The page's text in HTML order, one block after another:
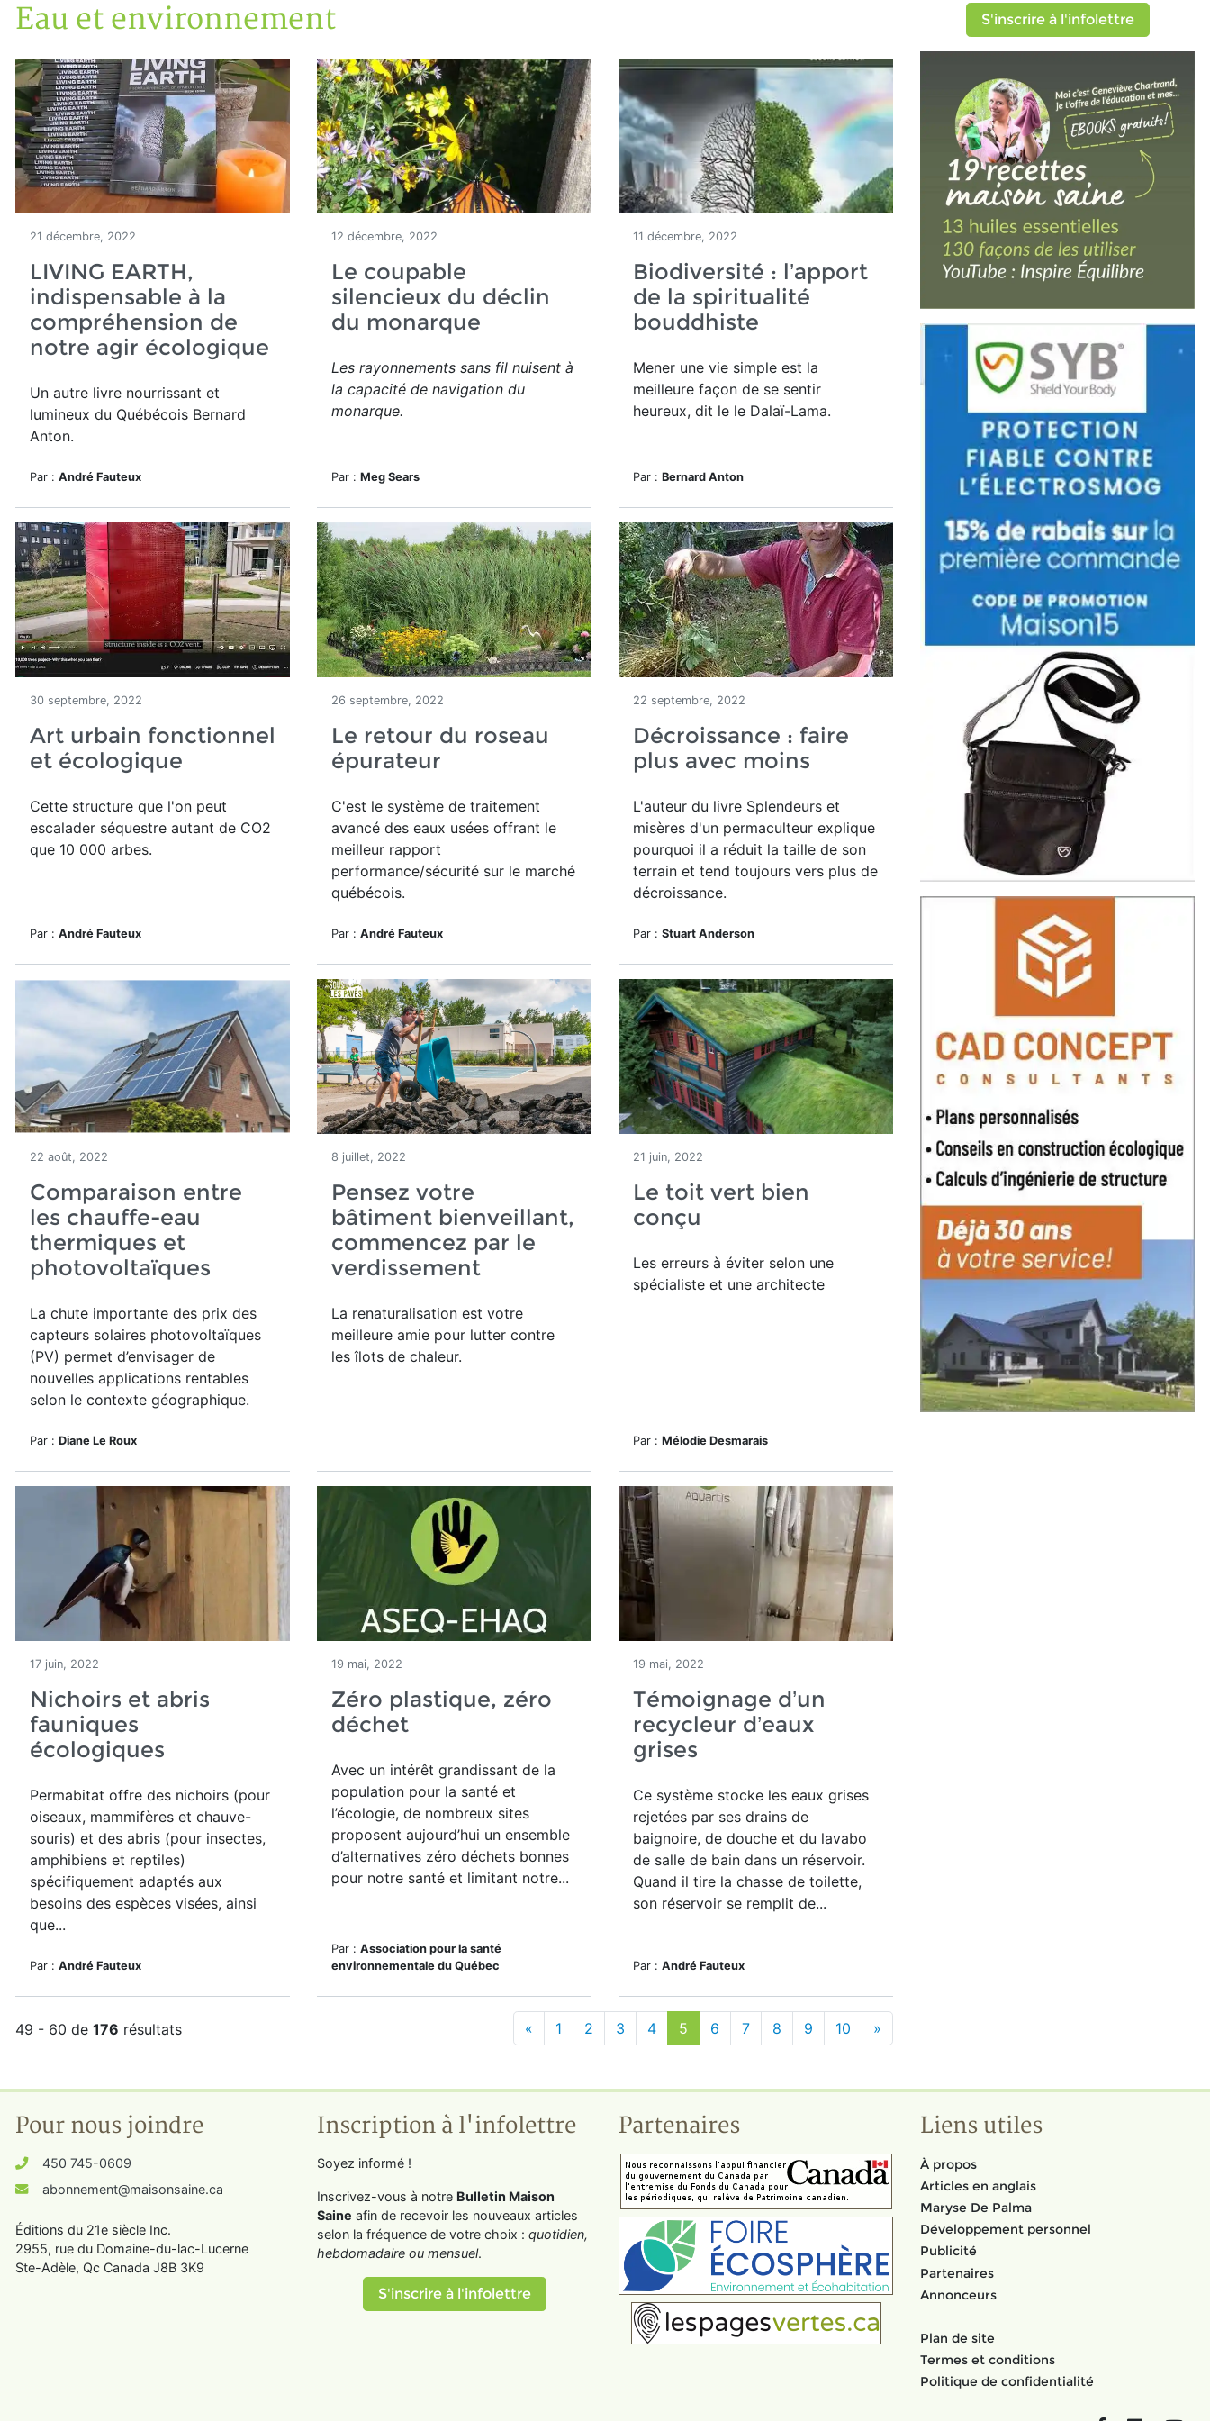
Accueil
Articles
Eau et environnement
Eau et environnement
21 décembre, 2022
LIVING EARTH,
indispensable à la
compréhension de
notre agir écologique
Un autre livre nourrissant et
lumineux du Québécois Bernard
Anton.
Par : André Fauteux
12 décembre, 2022
Le coupable
silencieux du déclin
du monarque
Les rayonnements sans fil nuisent à
la capacité de navigation du
monarque.
Par : Meg Sears
11 décembre, 2022
Biodiversité : l’apport
de la spiritualité
bouddhiste
Mener une vie simple est la
meilleure façon de se sentir
heureux, dit le le Dalaï-Lama.
Par : Bernard Anton
30 septembre, 2022
Art urbain fonctionnel
et écologique
Cette structure que l'on peut
escalader séquestre autant de CO2
que 10 000 arbes.
Par : André Fauteux
26 septembre, 2022
Le retour du roseau
épurateur
C'est le système de traitement
avancé des eaux usées offrant le
meilleur rapport
performance/sécurité sur le marché
québécois.
Par : André Fauteux
22 septembre, 2022
Décroissance : faire
plus avec moins
L'auteur du livre Splendeurs et
misères d'un permaculteur explique
pourquoi il a réduit la taille de son
terrain et tend toujours vers plus de
décroissance.
Par : Stuart Anderson
22 août, 2022
Comparaison entre
les chauffe-eau
thermiques et
photovoltaïques
La chute importante des prix des
capteurs solaires photovoltaïques
(PV) permet d’envisager de
nouvelles applications rentables
selon le contexte géographique.
Par : Diane Le Roux
8 juillet, 2022
Pensez votre
bâtiment bienveillant,
commencez par le
verdissement
La renaturalisation est votre
meilleure amie pour lutter contre
les îlots de chaleur.
21 juin, 2022
Le toit vert bien
conçu
Les erreurs à éviter selon une
spécialiste et une architecte
Par : Mélodie Desmarais
17 juin, 2022
Nichoirs et abris
fauniques
écologiques
Permabitat offre des nichoirs (pour
oiseaux, mammifères et chauve-
souris) et des abris (pour insectes,
amphibiens et reptiles)
spécifiquement adaptés aux
besoins des espèces visées, ainsi
que...
Par : André Fauteux
19 mai, 2022
Zéro plastique, zéro
déchet
Avec un intérêt grandissant de la
population pour la santé et
l’écologie, de nombreux sites
proposent aujourd’hui un ensemble
d’alternatives zéro déchets bonnes
pour notre santé et limitant notre...
Par : Association pour la santé
environnementale du Québec
19 mai, 2022
Témoignage d’un
recycleur d’eaux
grises
Ce système stocke les eaux grises
rejetées par ses drains de
baignoire, de douche et du lavabo
de salle de bain dans un réservoir.
Quand il tire la chasse de toilette,
son réservoir se remplit de...
Par : André Fauteux
49 - 60 de 176 résultats « 1 2 3 4 5 6 7 8 9 10 »
S'inscrire à l'infolettre
Pour nous joindre
450 745-0609
abonnement@maisonsaine.ca
Éditions du 21e siècle Inc.
2955, rue du Domaine-du-lac-Lucerne
Ste-Adèle, Qc Canada J8B 3K9
Inscription à l'infolettre
Soyez informé !
Inscrivez-vous à notre Bulletin Maison
Saine afin de recevoir les nouveaux articles
selon la fréquence de votre choix : quotidien,
hebdomadaire ou mensuel.
S'inscrire à l'infolettre
Partenaires Liens utiles
À propos
Articles en anglais
Maryse De Palma
Développement personnel
Publicité
Partenaires
Annonceurs
Plan de site
Termes et conditions
Politique de confidentialité